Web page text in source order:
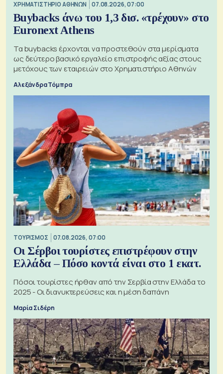
XΡΗΜΑΤΙΣΤΗΡΙΟ ΑΘΗΝΩΝ 07.08.2026, 07:00
Buybacks άνω του 1,3 δισ. «τρέχουν» στο
Euronext Athens
Τα buybacks έρχονται να προστεθούν στα μερίσματα
ως δεύτερο βασικό εργαλείο επιστροφής αξίας στους
μετόχους των εταιρειών στο Χρηματιστήριο Αθηνών
Αλεξάνδρα Τόμπρα
ΤΟΥΡΙΣΜΟΣ 07.08.2026, 07:00
Οι Σέρβοι τουρίστες επιστρέφουν στην
Ελλάδα – Πόσο κοντά είναι στο 1 εκατ.
Πόσοι τουρίστες ήρθαν από την Σερβία στην Ελλάδα το
2025 - Οι διανυκτερεύσεις και η μέση δαπάνη
Μαρία Σιδέρη